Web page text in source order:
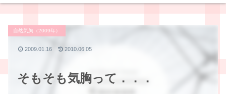
そもそも気胸って．．．
自然気胸（2009年）
2009.01.16 2010.06.05